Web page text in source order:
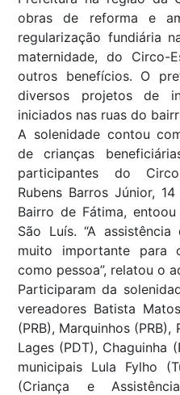
obras de reforma e
regularização fundiária
maternidade, do Circo-
outros benefícios. O
diversos projetos de
iniciados nas ruas do
A solenidade contou
de crianças
participantes do
Rubens Barros Júnior,
Bairro de Fátima,
São Luís. “A
muito importante para
como pessoa”, relatou o
Participaram da
vereadores Batista
(PRB), Marquinhos
Lages (PDT), Chaguinha
municipais Lula Fylho
(Criança e